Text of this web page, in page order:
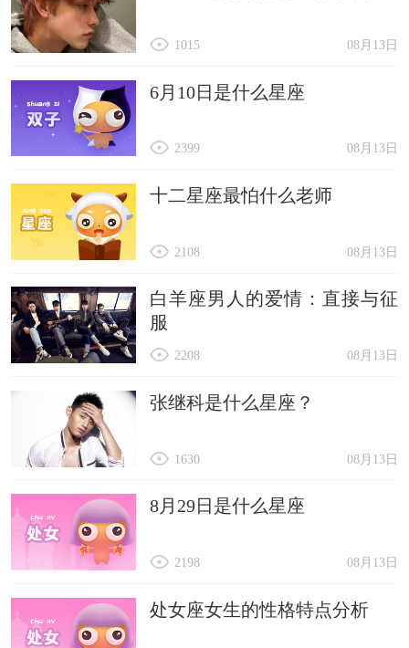
08月13日
1015
6月10日是什么星座
08月13日
2399
十二星座最怕什么老师
08月13日
2108
白羊座男人的爱情：直接与征
服
08月13日
2208
张继科是什么星座？
08月13日
1630
8月29日是什么星座
08月13日
2198
处女座女生的性格特点分析